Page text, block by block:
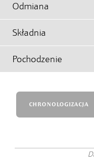
Odmiana
Składnia
Pochodzenie
CHRONOLOGIZACJA